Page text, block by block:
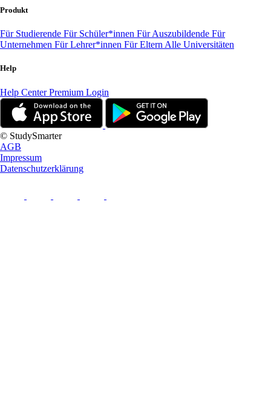
Produkt
Für Studierende Für Schüler*innen Für Auszubildende Für
Unternehmen Für Lehrer*innen Für Eltern Alle Universitäten
Help
Help CenterPremium Login
© StudySmarter
AGB
Impressum
Datenschutzerklärung